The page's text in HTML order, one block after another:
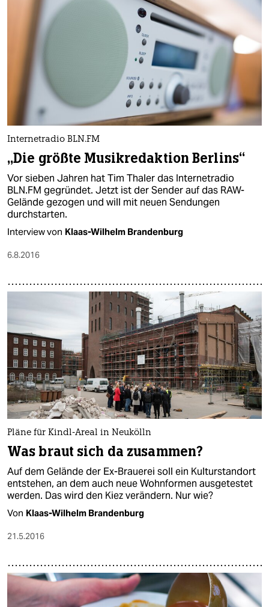
Internetradio BLN.FM
„Die größte Musikredaktion Berlins“
Vor sieben Jahren hat Tim Thaler das Internetradio
BLN.FM gegründet. Jetzt ist der Sender auf das RAW-
Gelände gezogen und will mit neuen Sendungen
durchstarten.
Interview von Klaas-Wilhelm Brandenburg
6.8.2016
Pläne für Kindl-Areal in Neukölln
Was braut sich da zusammen?
Auf dem Gelände der Ex-Brauerei soll ein Kulturstandort
entstehen, an dem auch neue Wohnformen ausgetestet
werden. Das wird den Kiez verändern. Nur wie?
Von Klaas-Wilhelm Brandenburg
21.5.2016